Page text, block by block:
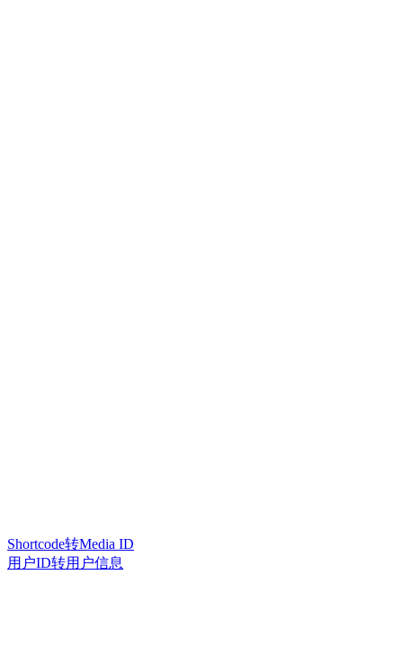
Shortcode转Media ID
用户ID转用户信息